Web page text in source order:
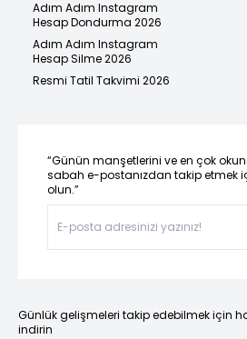
Adım Adım Instagram
Hesap Dondurma 2026
Adım Adım Instagram
Hesap Silme 2026
Resmi Tatil Takvimi 2026
“Günün manşetlerini ve en çok
sabah e-postanızdan takip etmek
olun.”
Günlük gelişmeleri takip edebilmek için
indirin